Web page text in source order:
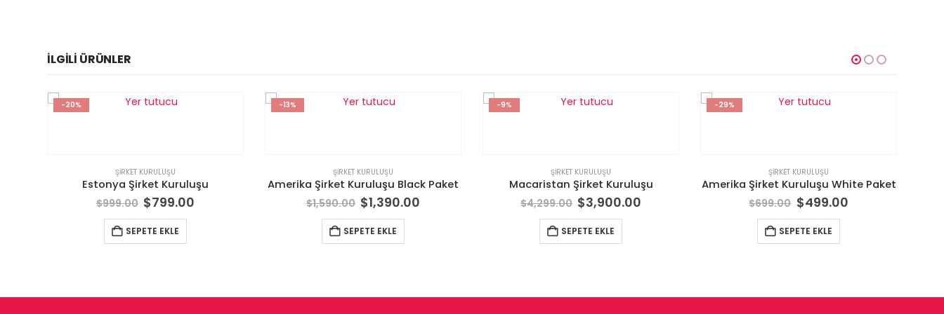
İLGILI ÜRÜNLER
-20%
ŞIRKET KURULUŞU
Estonya Şirket Kuruluşu
$999.00 $799.00
SEPETE EKLE
-13%
ŞIRKET KURULUŞU
Amerika Şirket Kuruluşu Black Paket
$1,590.00 $1,390.00
SEPETE EKLE
-9%
ŞIRKET KURULUŞU
Macaristan Şirket Kuruluşu
$4,299.00 $3,900.00
SEPETE EKLE
-29%
ŞIRKET KURULUŞU
Amerika Şirket Kuruluşu White Paket
$699.00 $499.00
SEPETE EKLE